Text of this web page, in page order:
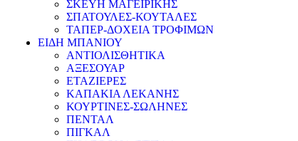
ΣΚΕΥΗ ΜΑΓΕΙΡΙΚΗΣ
ΣΠΑΤΟΥΛΕΣ-ΚΟΥΤΑΛΕΣ
ΤΑΠΕΡ-ΔΟΧΕΙΑ ΤΡΟΦΙΜΩΝ
ΕΙΔΗ ΜΠΑΝΙΟΥ
ΑΝΤΙΟΛΙΣΘΗΤΙΚΑ
ΑΞΕΣΟΥΑΡ
ΕΤΑΖΙΕΡΕΣ
ΚΑΠΑΚΙΑ ΛΕΚΑΝΗΣ
ΚΟΥΡΤΙΝΕΣ-ΣΩΛΗΝΕΣ
ΠΕΝΤΑΛ
ΠΙΓΚΑΛ